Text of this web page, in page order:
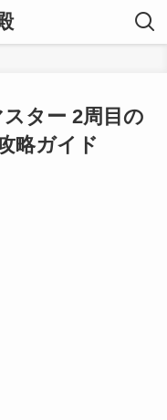
ター 2周目の
略ガイド